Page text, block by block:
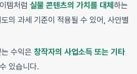
템처럼 실물 콘텐츠의 가치를 대체 하는
의 과세 기준이 적용될 수 있어, 사안별
수익은 창작자의 사업소득 또는 기타
있습니다.